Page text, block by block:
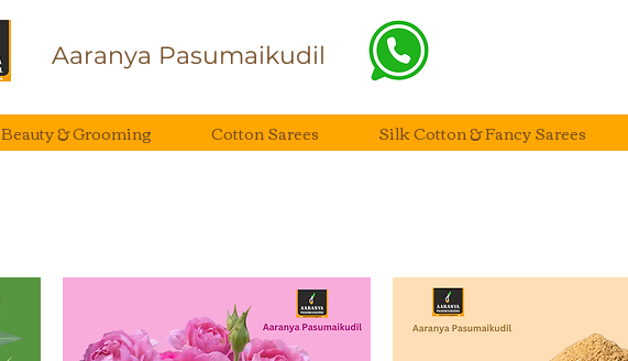
Aaranya Pasumaikudil
Beauty & Grooming Cotton Sarees Silk Cotton & Fancy Sarees